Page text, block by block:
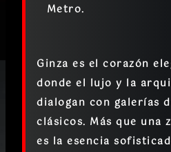
Metro.
Ginza es el corazón
donde el lujo y la
dialogan con galerías
clásicos. Más que una
es la esencia